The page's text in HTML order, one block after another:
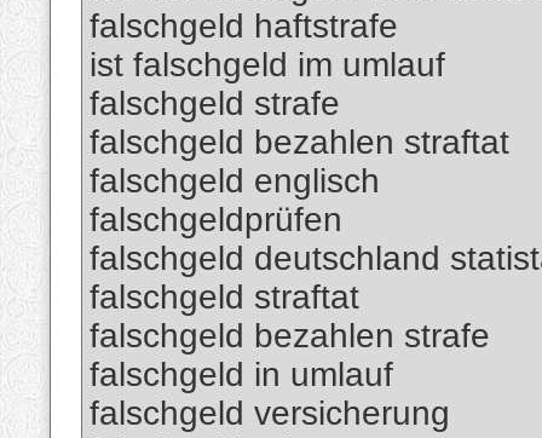
falschgeld haftstrafe
ist falschgeld im umlauf
falschgeld strafe
falschgeld bezahlen straftat
falschgeld englisch
falschgeldprüfen
falschgeld deutschland
falschgeld straftat
falschgeld bezahlen strafe
falschgeld in umlauf
falschgeld versicherung